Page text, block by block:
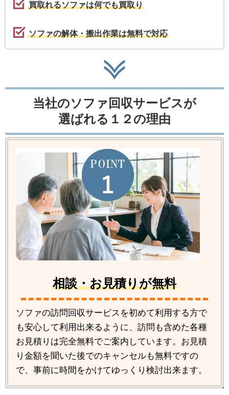
買取れるソファは何でも買取り
ソファの解体・搬出作業は無料で対応
当社のソファ回収サービスが
選ばれる１２の理由
相談・お見積りが無料
ソファの訪問回収サービスを初めて利用する方で
も安心して利用出来るように、訪問も含めた各種
お見積りは完全無料でご案内しています。お見積
り金額を聞いた後でのキャンセルも無料ですの
で、事前に時間をかけてゆっくり検討出来ます。